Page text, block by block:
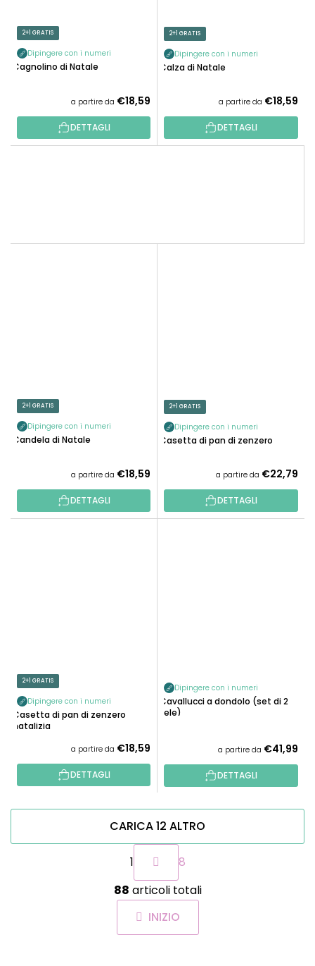
2+1 GRATIS
Dipingere con i numeri
Cagnolino di Natale
a partire da €18,59
DETTAGLI
2+1 GRATIS
Dipingere con i numeri
Calza di Natale
a partire da €18,59
DETTAGLI
2+1 GRATIS
Dipingere con i numeri
Candela di Natale
a partire da €18,59
DETTAGLI
2+1 GRATIS
Dipingere con i numeri
Casetta di pan di zenzero
a partire da €22,79
DETTAGLI
2+1 GRATIS
Dipingere con i numeri
Casetta di pan di zenzero
natalizia
a partire da €18,59
DETTAGLI
Dipingere con i numeri
Cavallucci a dondolo (set di 2
tele)
a partire da €41,99
DETTAGLI
C
o
n
t
r
CARICA 12 ALTRO
P
a
g
i
n
a
z
1
8
88 articoli totali
INIZIO